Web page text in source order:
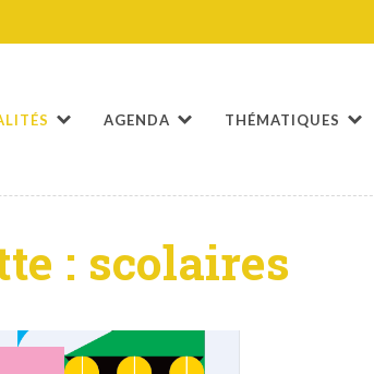
AGENDA THÉMATIQUES
: scolaires